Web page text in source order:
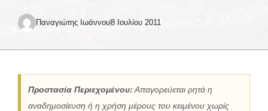
Παναγιώτης Ιωάννου8 Ιουλίου 2011
Προστασία Περιεχομένου: Απαγορεύεται ρητά η
αναδημοσίευση ή η χρήση μέρους του κειμένου χωρίς